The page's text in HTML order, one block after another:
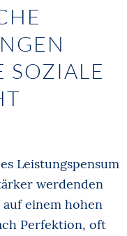
SOZIALE
Leistungspensum
werdenden
auf einem hohen
Perfektion, oft